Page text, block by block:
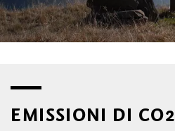
EMISSIONI DI CO2